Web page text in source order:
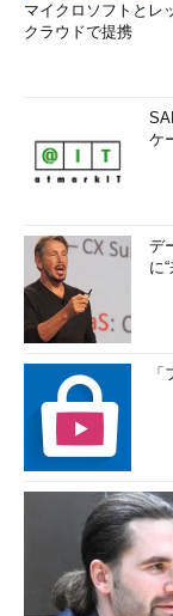
マイクロソフトとレ
クラウドで提携
ケ
デ
に